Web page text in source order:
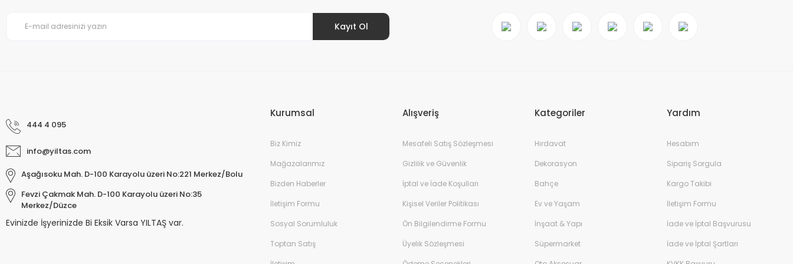
Kayıt Ol
444 4 095
info@yiltas.com
Aşağısoku Mah. D-100 Karayolu üzeri No:221 Merkez/Bolu
Fevzi Çakmak Mah. D-100 Karayolu üzeri No:35
Merkez/Düzce
Evinizde İşyerinizde Bi Eksik Varsa YILTAŞ var.
Kurumsal
Biz Kimiz
Mağazalarımız
Bizden Haberler
İletişim Formu
Sosyal Sorumluluk
Toptan Satış
Alışveriş
Mesafeli Satış Sözleşmesi
Gizlilik ve Güvenlik
İptal ve İade Koşulları
Kişisel Veriler Politikası
Ön Bilgilendirme Formu
Üyelik Sözleşmesi
Kategoriler
Hırdavat
Dekorasyon
Bahçe
Ev ve Yaşam
İnşaat & Yapı
Süpermarket
Yardım
Hesabım
Sipariş Sorgula
Kargo Takibi
İletişim Formu
İade ve İptal Başvurusu
İade ve İptal Şartları